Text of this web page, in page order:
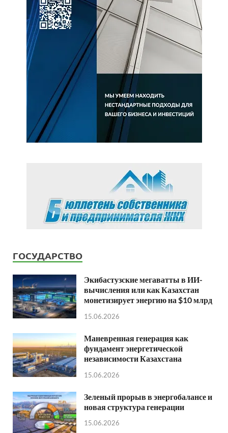
ГОСУДАРСТВО
Экибастузские мегаватты в ИИ-
вычисления или как Казахстан
монетизирует энергию на $10 млрд
15.06.2026
Маневренная генерация как
фундамент энергетической
независимости Казахстана
15.06.2026
Зеленый прорыв в энергобалансе и
новая структура генерации
15.06.2026